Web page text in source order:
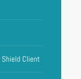
Shield Client